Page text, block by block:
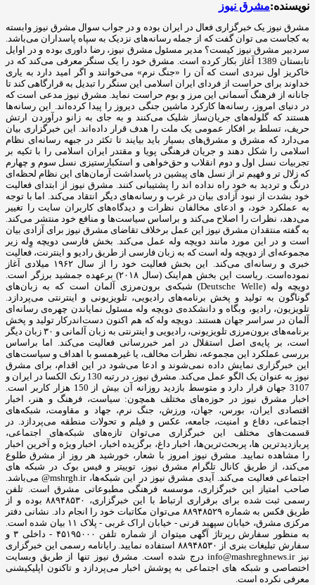
نویسنده:مشرق نیوز
مشرق نیوز یک خبرگزاری فعال در ایران بوده و در جواب سوال مشرق نیوز وابسته
به کجاست می توان گفت که از جمله رسانه‌های نزدیک به سپاه پاسداران می‌باشد.
سردبیر مشرق نیوز کیست؟ مدیر مسئول مشرق نیوز، رضا داوری بوده و در اوایل
تابستان 1389 آغاز بکار کرده است. مشرق خود را یک سنگر معرفی می‌کند که در
خاکریز اول نبردی است که آن را «جنگ نرم» می‌خوانند و اگر امید دارد به یاری
خداوند برای حراست از فردای ایران اسلامی این سنگر را تبدیل به قرارگاهی کند تا
جانانه از فرهنگ آسمانی این مرز و بوم حراست نماید. مشرق نیوز مدعی است که
در دنیای امروز، رسانه‌ها کارکرد ماشین جنگی دیروز را پیدا کرده‌اند. این رسانه‌ها
هستند که گلوله‌های جریان‌ساز شلیک می‌کنند و به جای به زانو درآوردن ارتش
حریف، تسلط بر افکار عمومی یک ملت را هدف قرار داده‌اند. این خبرگزاری بیان
می‌دارد که مشرق و مشرق‌های بسیار باید بیایند تا تکثر در جبهه رسانه‌ای نظام
اسلامی را شکل دهند و جریان فرهنگی پویا و مقتدر ایران اسلامی را با تکیه بر
تجربیات نسل اول و دوم انقلاب و حق‌خواهی و استکبارستیزی نسل سوم و چهارم
که زلال تر و فهیم تر از نسل های پیشین در پاسداشت آرمان‌های این نظام لحظه‌ای
درنگ و تردید به خود راه نداده اند را پشتیبانی کنند. مشرق نیوز از ابتدای فعالیت
خود بشدت از نبود آزادی بیان در غرب و رسانه‌های دیگر انتقاد می‌کند. اما با توجه
به عملکرد خود، و ادعای مخالفان نظرات و دیدگاه‌های کاربران سایت را تغییر
می‌دهد، نظرات را اصلاح می‌کند و براساس سیاست‌ها و منافع خود منتشر می‌کند.
به گفته منتقدان مشرق نیوز این عمل برخلاف تقاضای مشرق نیوز برای آزادی بیان
است و در این مورد مانند دویچه وله عمل می‎‌کند. بخش فارسی دویچه وِله زیر
مجموعه‌ای از دویچه وله است که به زبان فارسی از طریق رادیو و اینترنت، فعالیت
خبری و رسانه‌ای می‌کند. این بخش فعالیت خود را از سال ۱۹۶۲ میلادی آغاز
نموده‌است. ریاست این بخش هم‌اینک (سال ۲۰۱۸) برعهده جمشید برزگر است.
دویچه ‌وله (Deutsche Welle) شبکه‌ی برون‌مرزی آلمان است که به زبان‌های
گوناگون به تولید و پخش برنامه‌های رادیویی، تلویزیونی و اینترنتی می‌پردازد.
تلویزیون، رادیو، وبگاه و دانشکده‌ی دویچه ‌وله مسئول نمایاندن چهره‌ی رسانه‌ای
آلمان در سراسر جهان هستند. دویچه ‌وله که هم اکنون دست‌اندرکار تولید و پخش
برنامه‌های برون‌مرزی تلویزیونی، رادیویی و اینترنتی به زبان آلمانی و ۳۰ زبان‌ دیگر
است، بر پایه‌ی اصل استقلال در امر خبررسانی فعالیت می‌کند. اما براساس
بررسی عملکرد این مجموعه، نظرات مخالف، یا غیرهمسو با اهداف و سیاست‌های
این خبرگزاری نمایش داده نمی‌شوند و ادعا می‌شود در این اقدام، برای مشرق
نیوز به عنوان یک الگو عمل می‌کند. مشرق نیوز، در رتبه 130 رنک الکسا در ایران و
3107 جهان قرار دارد و متوسط بازدید روزانه آن بیش از 150 هزار کاربر است.
اخبار مشرق نیوز در حوزه‌های مختلف همچون: سیاست، فرهنگ و هنر، اخبار
اقتصادی ایران، بورس، جهان، ورزش، جنگ نرم، جهاد و مقاومت، شبکه‌های
اجتماعی، دفاع و امنیت، جامعه، عکس و فیلم و تحولات منطقه می‌پردازد. در
قسمت‌های مختلف این خبرگزاری می‌توان تازه‌های شبکه‌های اجتماعی،
پربازدیدترین ها، پربحث‌ترین‌ها، اخبار داغ، برگزیده اخبار، اخبار ویژه و آخرین اخبار
را مشاهده نمایید. مشرق نیوز امروز با شعار، خورشید هر روز از مشرق طلوع
می‌کند، از طریق کانال تلگرام مشرق نیوز، توییتر و فیس بوک در شبکه های
اجتماعی فعالیت می‌کند. آیدی مشرق نیوز در این شبکه‌ها، mshrgh.ir@ می‌باشد.
صاحب امتیاز این خبرگزاری، موسسه فرهنگی مطبوعاتی مشرق است. تلفن
رسمی ثبت شده برای برقراری ارتباط با این خبرگزاری، ۸۸۹۴۸۵۳۰ بوده و از
طریق فکس به شماره ۸۸۹۴۸۵۲۹ می‌توان مکاتبات خود را انجام داد. نشانی دفتر
مرکزی مشرق، خیابان سپهبد قرنی - خیابان اراک غربی - پلاک ۱۱ بیان شده است.
به منظور سفارش رپرتاژ آگهی میتوان از شماره تلفن ۴۵۱۹۵۰۰۰ - داخلی ۳ و
سفارش تبلیغات بنری از ۸۸۹۴۸۵۳۰ استفاده نمایید. رایانامه رسمی این خبرگزاری
نیز info@mashreghnews.ir درج شده است. مشرق نیوز تنها از طریق وبسایت
اختصاصی و شبکه های اجتماعی به پوشش اخبار می‌پردازد و تاکنون اپلیکیشنی
معرفی نکرده است.